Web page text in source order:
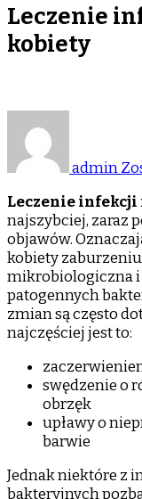
Leczenie
kobiety
admin
Leczenie
najszybciej, zaraz
objawów.
kobiety
mikrobiologiczna i
patogennych
zmian są często
najczęściej jest to:
swędzenie o
obrzęk
upławy o
barwie
Jednak niektóre z
bakteryjnych